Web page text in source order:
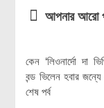
আপনার আরো
কেন ‘লিওনার্দো দা
বন্ড ভিলেন হবার
শেষ পর্ব